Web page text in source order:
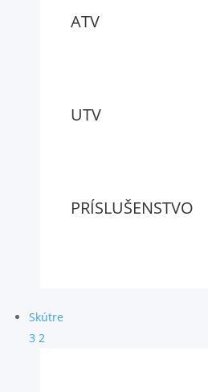
ATV
UTV
PRÍSLUŠENSTVO
Skútre
3 2